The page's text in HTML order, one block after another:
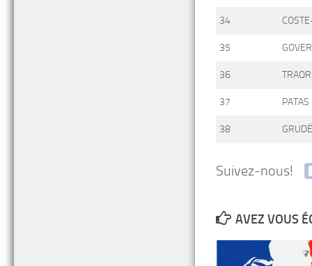
34
35
36
37 PATAS
38 GRUDÉ
Suivez-nous!
AVEZ VOUS